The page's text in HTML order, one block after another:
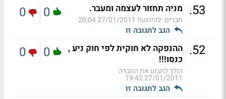
53
. מניה תחזור לעצמה ומעבר.
חברים -להירגע!! 27/01/2011 20:04
הגב לתגובה זו
0
0
52
. ההנפקה לא חוקית לפי חוק ניע ,
כנסו!!!
הולך לתבוע את החברה
27/01/2011 19:42
הגב לתגובה זו
0
0